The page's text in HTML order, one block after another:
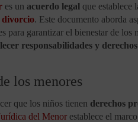
es un acuerdo legal que establece
divorcio. Este documento aborda
para garantizar el bienestar de
responsabilidades y
los menores
que los niños tienen derechos
del Menor establece el